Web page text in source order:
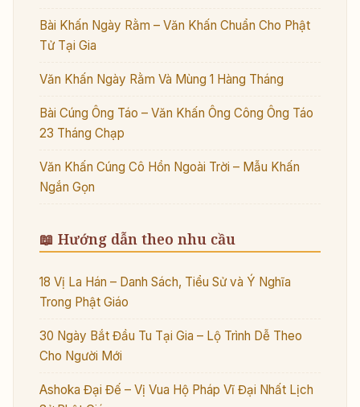
Bài Khấn Ngày Rằm – Văn Khấn Chuẩn Cho Phật
Tử Tại Gia
Văn Khấn Ngày Rằm Và Mùng 1 Hàng Tháng
Bài Cúng Ông Táo – Văn Khấn Ông Công Ông Táo
23 Tháng Chạp
Văn Khấn Cúng Cô Hồn Ngoài Trời – Mẫu Khấn
Ngắn Gọn
📖 Hướng dẫn theo nhu cầu
18 Vị La Hán – Danh Sách, Tiểu Sử và Ý Nghĩa
Trong Phật Giáo
30 Ngày Bắt Đầu Tu Tại Gia – Lộ Trình Dễ Theo
Cho Người Mới
Ashoka Đại Đế – Vị Vua Hộ Pháp Vĩ Đại Nhất Lịch